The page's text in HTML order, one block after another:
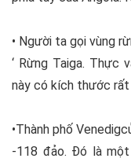
• Người ta gọi vùng
‘ Rừng Taiga. Thực
này có kích thước
•Thành phố
-118 đảo. Đó là